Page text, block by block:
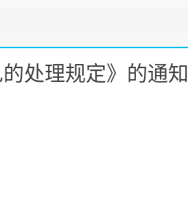
处理规定》的通知